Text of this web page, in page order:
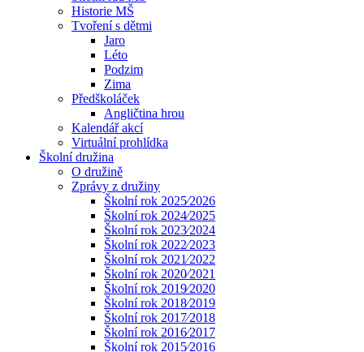
Historie MŠ
Tvoření s dětmi
Jaro
Léto
Podzim
Zima
Předškoláček
Angličtina hrou
Kalendář akcí
Virtuální prohlídka
Školní družina
O družině
Zprávy z družiny
Školní rok 2025⁄2026
Školní rok 2024⁄2025
Školní rok 2023⁄2024
Školní rok 2022⁄2023
Školní rok 2021⁄2022
Školní rok 2020⁄2021
Školní rok 2019⁄2020
Školní rok 2018⁄2019
Školní rok 2017⁄2018
Školní rok 2016⁄2017
Školní rok 2015⁄2016